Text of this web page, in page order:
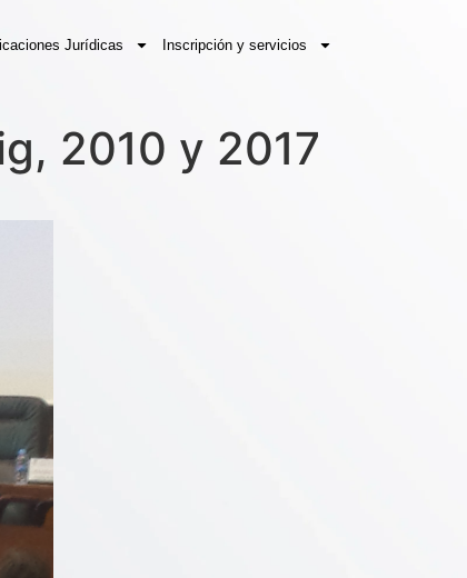
Jurídicas Inscripción y servicios
2010 y 2017